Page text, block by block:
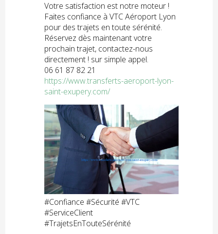
Votre satisfaction est notre moteur !
Faites confiance à VTC Aéroport Lyon
pour des trajets en toute sérénité.
Réservez dès maintenant votre
prochain trajet, contactez-nous
directement ! sur simple appel.
06 61 87 82 21
https://www.transferts-aeroport-lyon-
saint-exupery.com/
#Confiance #Sécurité #VTC
#ServiceClient
#TrajetsEnTouteSérénité